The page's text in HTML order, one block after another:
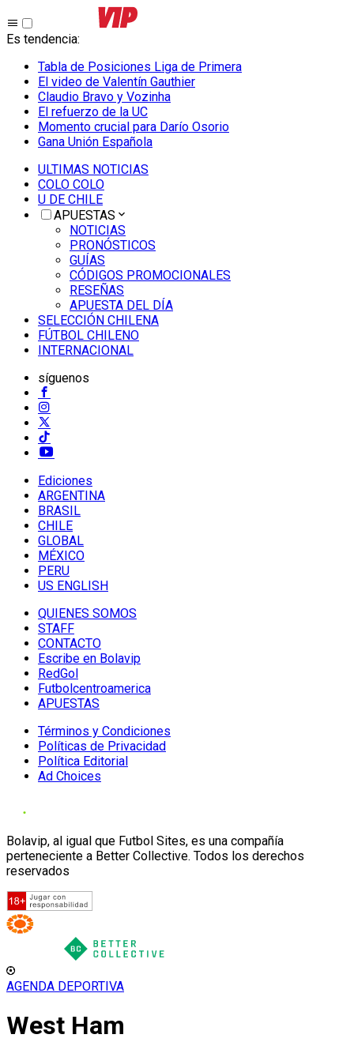
Es tendencia:
Tabla de Posiciones Liga de Primera
El video de Valentín Gauthier
Claudio Bravo y Vozinha
El refuerzo de la UC
Momento crucial para Darío Osorio
Gana Unión Española
ULTIMAS NOTICIAS
COLO COLO
U DE CHILE
APUESTAS
NOTICIAS
PRONÓSTICOS
GUÍAS
CÓDIGOS PROMOCIONALES
RESEÑAS
APUESTA DEL DÍA
SELECCIÓN CHILENA
FÚTBOL CHILENO
INTERNACIONAL
síguenos
Ediciones
ARGENTINA
BRASIL
CHILE
GLOBAL
MÉXICO
PERU
US ENGLISH
QUIENES SOMOS
STAFF
CONTACTO
Escribe en Bolavip
RedGol
Futbolcentroamerica
APUESTAS
Términos y Condiciones
Políticas de Privacidad
Política Editorial
Ad Choices
Bolavip, al igual que Futbol Sites, es una compañía
perteneciente a Better Collective. Todos los derechos
reservados
AGENDA DEPORTIVA
West Ham